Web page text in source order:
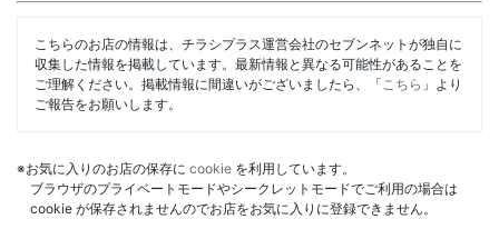
こちらのお店の情報は、チラシプラス運営会社のセブンネットが独自に
収集した情報を掲載しています。最新情報と異なる可能性があることを
ご理解ください。掲載情報に間違いがございましたら、「 こちら 」より
ご報告をお願いします。
※お気に入りのお店の保存に cookie を利用しています。
ブラウザのプライベートモードやシークレットモードでご利用の場合は
cookie が保存されませんのでお店をお気に入りに登録できません。